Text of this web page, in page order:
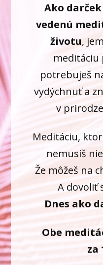
Ako
vedenú
životu,
meditáciu
potrebuješ
vydýchnuť a
v
Meditáciu,
nemusíš
Že môžeš na
A dovoliť
Dnes ako
Obe
za